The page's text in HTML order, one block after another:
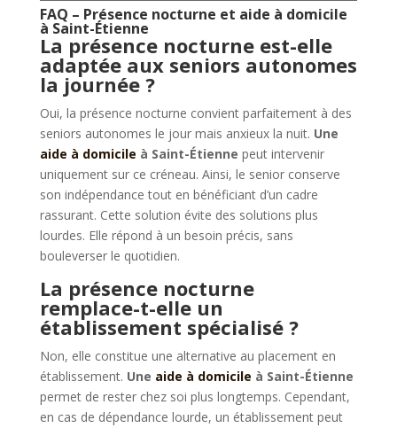
FAQ – Présence nocturne et aide à domicile
à Saint-Étienne
La présence nocturne est-elle
adaptée aux seniors autonomes
la journée ?
Oui, la présence nocturne convient parfaitement à des
seniors autonomes le jour mais anxieux la nuit. Une
aide à domicile à Saint-Étienne peut intervenir
uniquement sur ce créneau. Ainsi, le senior conserve
son indépendance tout en bénéficiant d’un cadre
rassurant. Cette solution évite des solutions plus
lourdes. Elle répond à un besoin précis, sans
bouleverser le quotidien.
La présence nocturne
remplace-t-elle un
établissement spécialisé ?
Non, elle constitue une alternative au placement en
établissement. Une aide à domicile à Saint-Étienne
permet de rester chez soi plus longtemps. Cependant,
en cas de dépendance lourde, un établissement peut